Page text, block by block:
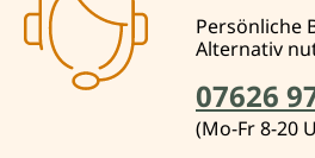
Persönliche
Alternativ
07626
(Mo-Fr 8-20